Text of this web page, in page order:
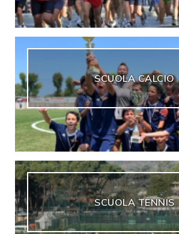
SCUOLA CALCIO
SCUOLA TENNIS